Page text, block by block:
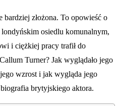
bardziej złożona. To opowieść o
osiedlu komunalnym,
i ciężkiej pracy trafił do
Turner? Jak wyglądało jego
wzrost i jak wygląda jego
brytyjskiego aktora.